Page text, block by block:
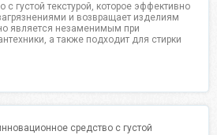
с густой текстурой, которое эффективно
и возвращает изделиям
является незаменимым при
а также подходит для стирки
средство с густой